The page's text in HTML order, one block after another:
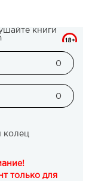
0
0
колец
только для